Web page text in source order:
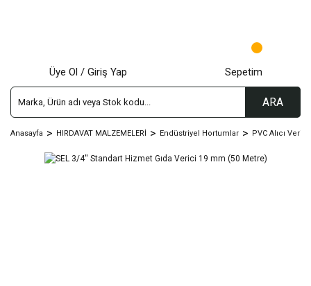
ARA
Üye Ol / Giriş Yap Sepetim
Anasayfa HIRDAVAT MALZEMELERİ Endüstriyel Hortumlar PVC Alıcı